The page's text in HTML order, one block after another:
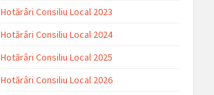
Hotărâri Consiliu Local 2023
Hotărâri Consiliu Local 2024
Hotărâri Consiliu Local 2025
Hotărâri Consiliu Local 2026